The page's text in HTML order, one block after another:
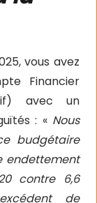
vous avez
Financier
avec un
: « Nous
budgétaire
endettement
contre 6,6
de